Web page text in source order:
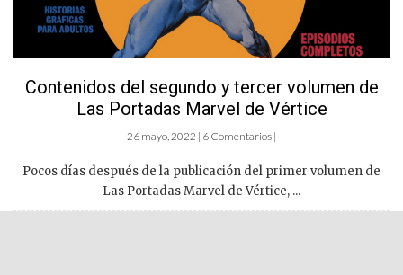
Contenidos del segundo y tercer volumen de
Las Portadas Marvel de Vértice
26 mayo, 2022 | 6 Comentarios |
Pocos días después de la publicación del primer volumen de
Las Portadas Marvel de Vértice, ...